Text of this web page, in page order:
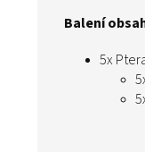
Balení
5x